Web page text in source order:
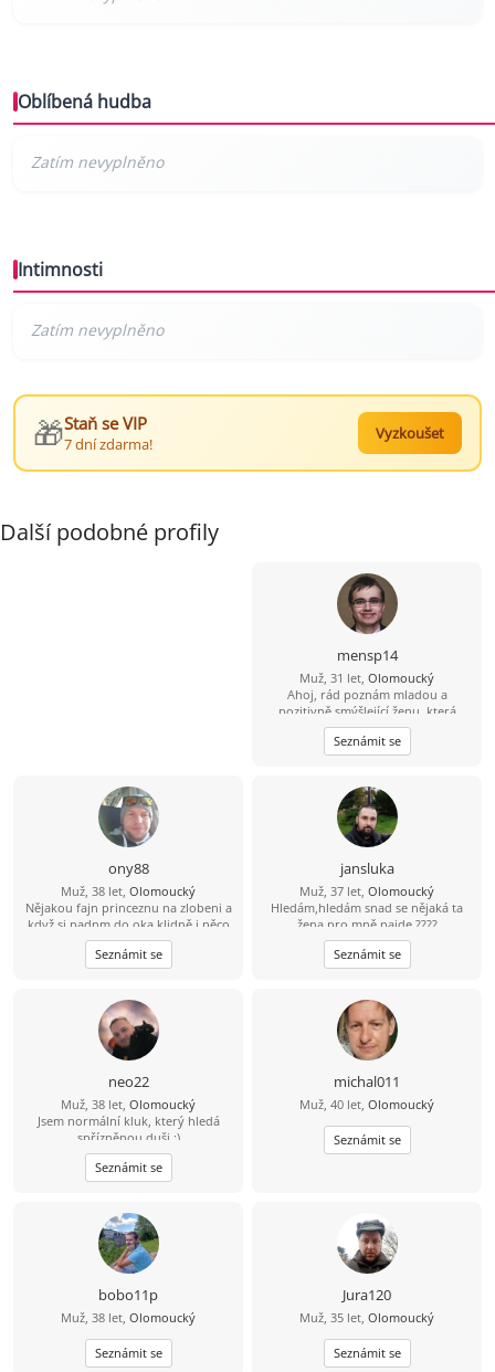
Oblíbená hudba
Intimnosti
🎁Staň se VIP
7 dní zdarma!
Vyzkoušet
Další podobné profily
mensp14
Muž, 31 let, Olomoucký
Ahoj, rád poznám mladou a
pozitivně smýšlející ženu, která
nezkazí žádnou legraci.
Seznámit se
ony88
Muž, 38 let, Olomoucký
Nějakou fajn princeznu na zlobeni a
když si padnm do oka klidně i něco
vic
Seznámit se
jansluka
Muž, 37 let, Olomoucký
Hledám,hledám snad se nějaká ta
žena pro mně najde ????
Seznámit se
neo22
Muž, 38 let, Olomoucký
Jsem normální kluk, který hledá
spřízněnou duši :)
Seznámit se
michal011
Muž, 40 let, Olomoucký
Seznámit se
bobo11p
Muž, 38 let, Olomoucký
Seznámit se
Jura120
Muž, 35 let, Olomoucký
Seznámit se